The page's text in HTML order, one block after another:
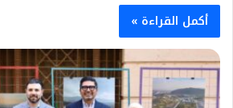
أكمل القراءة »